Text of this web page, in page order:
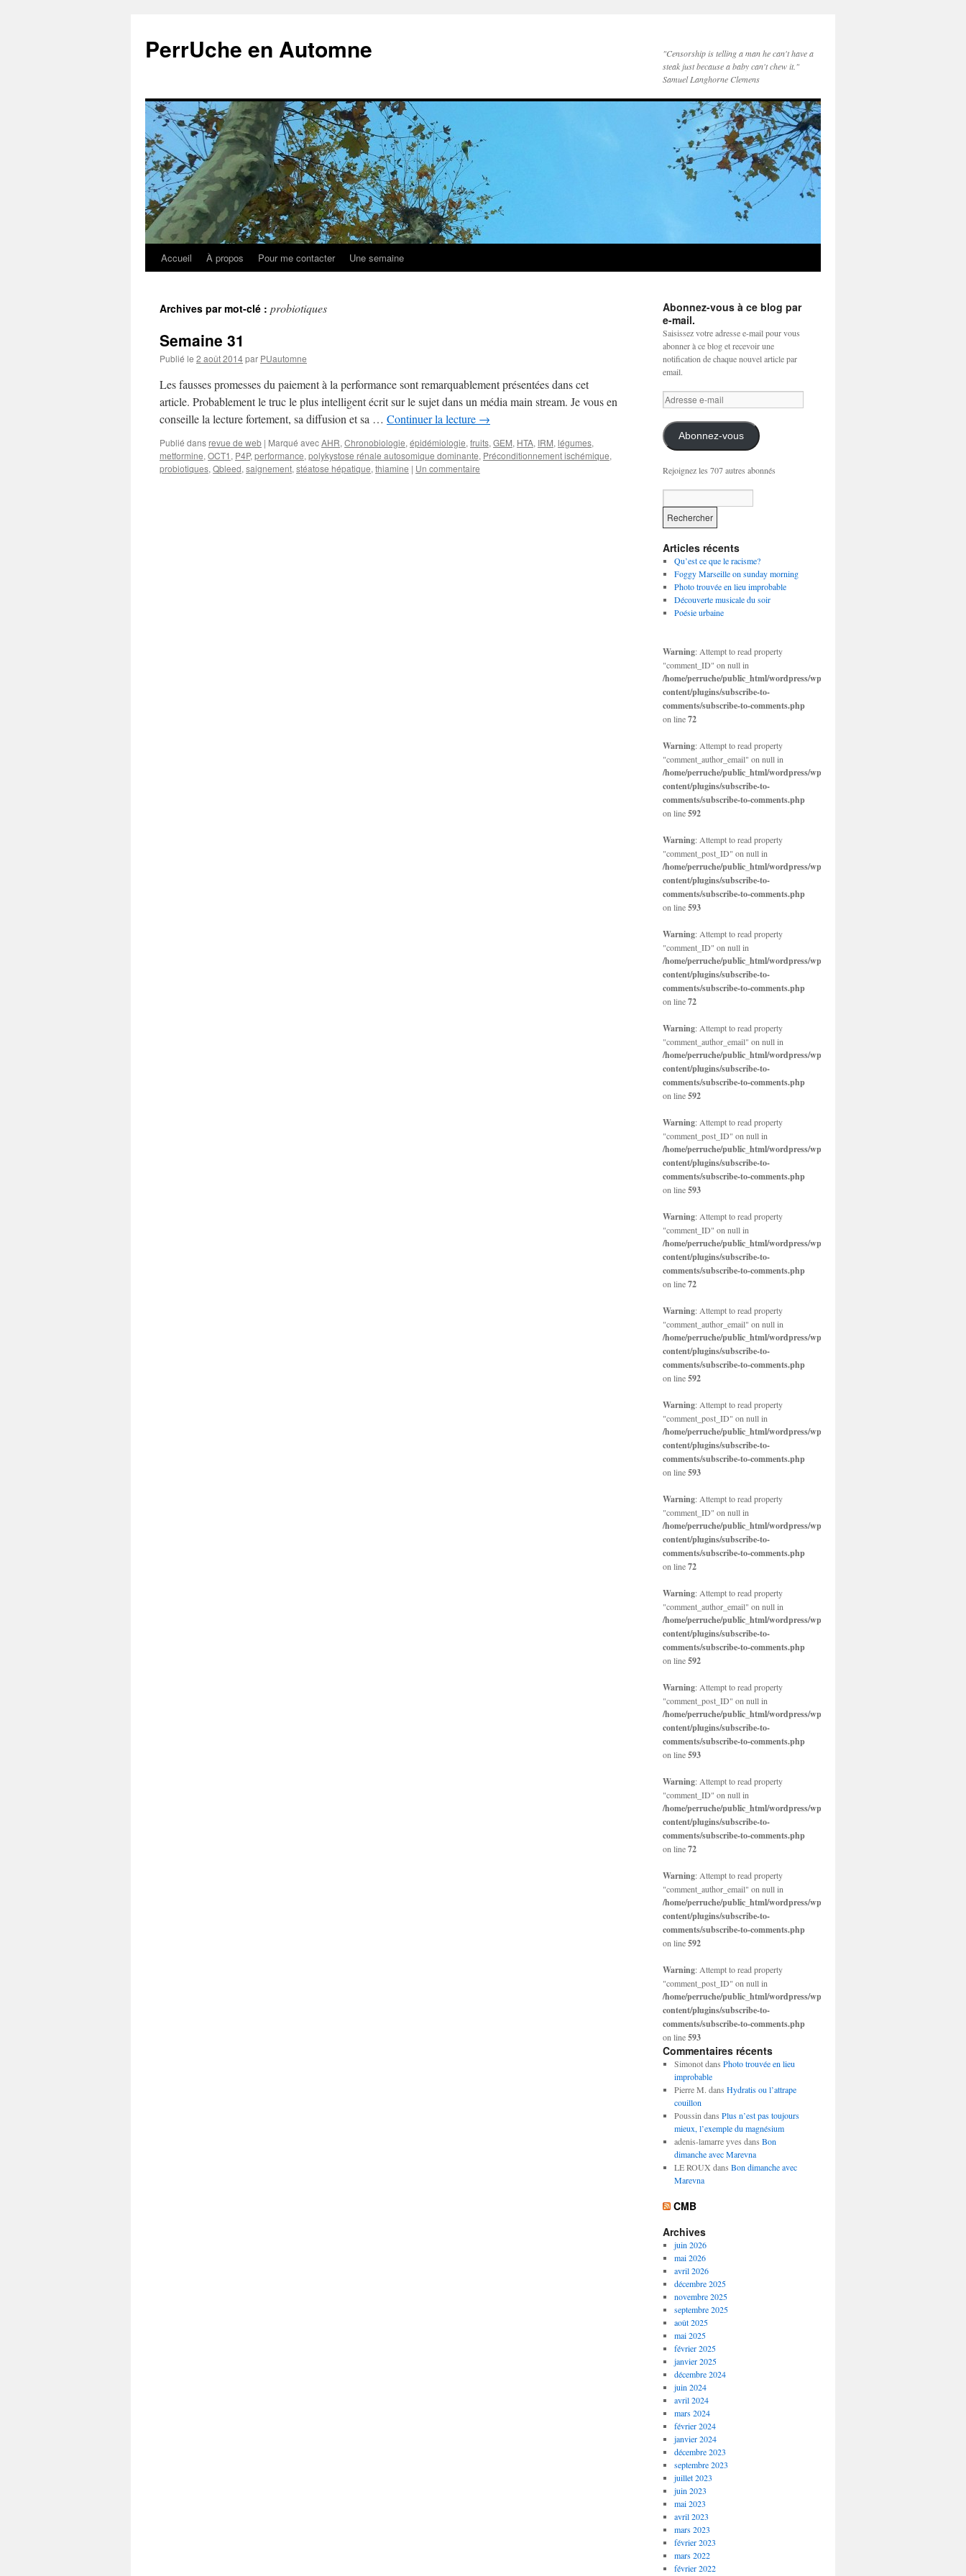
contenu
PerrUche en Automne
"Censorship is telling a man he can't have a
steak just because a baby can't chew it."
Samuel Langhorne Clemens
Accueil À propos Pour me contacter Une semaine
Archives par mot-clé : probiotiques
Semaine 31
Publié le 2 août 2014par PUautomne
Les fausses promesses du paiement à la performance sont remarquablement présentées dans cet
article. Probablement le truc le plus intelligent écrit sur le sujet dans un média main stream. Je vous en
conseille la lecture fortement, sa diffusion et sa … Continuer la lecture →
Publié dans revue de web | Marqué avecAHR, Chronobiologie, épidémiologie, fruits, GEM, HTA, IRM, légumes,
metformine, OCT1 , P4P, performance, polykystose rénale autosomique dominante, Préconditionnement ischémique,
probiotiques, Qbleed, saignement, stéatose hépatique, thiamine | Un commentaire
Abonnez-vous à ce blog par
e-mail.
Saisissez votre adresse e-mail pour vous
abonner à ce blog et recevoir une
notification de chaque nouvel article par
email.
Adresse
e-
mail
Abonnez-vous
Rejoignez les 707 autres abonnés
Articles récents
Qu’est ce que le racisme?
Foggy Marseille on sunday morning
Photo trouvée en lieu improbable
Découverte musicale du soir
Poésie urbaine
Warning: Attempt to read property
"comment_ID" on null in
/home/perruche/public_html/wordpress/wp-
content/plugins/subscribe-to-
comments/subscribe-to-comments.php
on line72
Warning: Attempt to read property
"comment_author_email" on null in
/home/perruche/public_html/wordpress/wp-
content/plugins/subscribe-to-
comments/subscribe-to-comments.php
on line592
Warning: Attempt to read property
"comment_post_ID" on null in
/home/perruche/public_html/wordpress/wp-
content/plugins/subscribe-to-
comments/subscribe-to-comments.php
on line593
Warning: Attempt to read property
"comment_ID" on null in
/home/perruche/public_html/wordpress/wp-
content/plugins/subscribe-to-
comments/subscribe-to-comments.php
on line72
Warning: Attempt to read property
"comment_author_email" on null in
/home/perruche/public_html/wordpress/wp-
content/plugins/subscribe-to-
comments/subscribe-to-comments.php
on line592
Warning: Attempt to read property
"comment_post_ID" on null in
/home/perruche/public_html/wordpress/wp-
content/plugins/subscribe-to-
comments/subscribe-to-comments.php
on line593
Warning: Attempt to read property
"comment_ID" on null in
/home/perruche/public_html/wordpress/wp-
content/plugins/subscribe-to-
comments/subscribe-to-comments.php
on line72
Warning: Attempt to read property
"comment_author_email" on null in
/home/perruche/public_html/wordpress/wp-
content/plugins/subscribe-to-
comments/subscribe-to-comments.php
on line592
Warning: Attempt to read property
"comment_post_ID" on null in
/home/perruche/public_html/wordpress/wp-
content/plugins/subscribe-to-
comments/subscribe-to-comments.php
on line593
Warning: Attempt to read property
"comment_ID" on null in
/home/perruche/public_html/wordpress/wp-
content/plugins/subscribe-to-
comments/subscribe-to-comments.php
on line72
Warning: Attempt to read property
"comment_author_email" on null in
/home/perruche/public_html/wordpress/wp-
content/plugins/subscribe-to-
comments/subscribe-to-comments.php
on line592
Warning: Attempt to read property
"comment_post_ID" on null in
/home/perruche/public_html/wordpress/wp-
content/plugins/subscribe-to-
comments/subscribe-to-comments.php
on line593
Warning: Attempt to read property
"comment_ID" on null in
/home/perruche/public_html/wordpress/wp-
content/plugins/subscribe-to-
comments/subscribe-to-comments.php
on line72
Warning: Attempt to read property
"comment_author_email" on null in
/home/perruche/public_html/wordpress/wp-
content/plugins/subscribe-to-
comments/subscribe-to-comments.php
on line592
Warning: Attempt to read property
"comment_post_ID" on null in
/home/perruche/public_html/wordpress/wp-
content/plugins/subscribe-to-
comments/subscribe-to-comments.php
on line593
Commentaires récents
Simonotdans Photo trouvée en lieu
improbable
Pierre M. dans Hydratis ou l’attrape
couillon
Poussin dans Plus n’est pas toujours
mieux, l’exemple du magnésium
adenis-lamarre yves dans Bon
dimanche avec Marevna
LE ROUX dans Bon dimanche avec
Marevna
CMB
Archives
juin 2026
mai 2026
avril 2026
décembre 2025
novembre 2025
septembre 2025
août 2025
mai 2025
février 2025
janvier 2025
décembre 2024
juin 2024
avril 2024
mars 2024
février 2024
janvier 2024
décembre 2023
septembre 2023
juillet 2023
juin 2023
mai 2023
avril 2023
mars 2023
février 2023
mars 2022
février 2022